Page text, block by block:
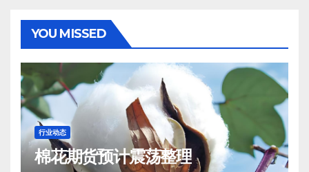
YOU MISSED
行业动态
棉花期货预计震荡整理